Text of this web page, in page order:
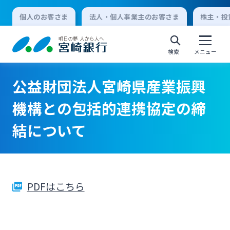
個人のお客さま 法人・個人事業主のお客さま 株主・
検索 メニュー
個人向けインターネットバンキング
公益財団法人宮崎県産業振興
機構との包括的連携協定の締
結について
PDFはこちら